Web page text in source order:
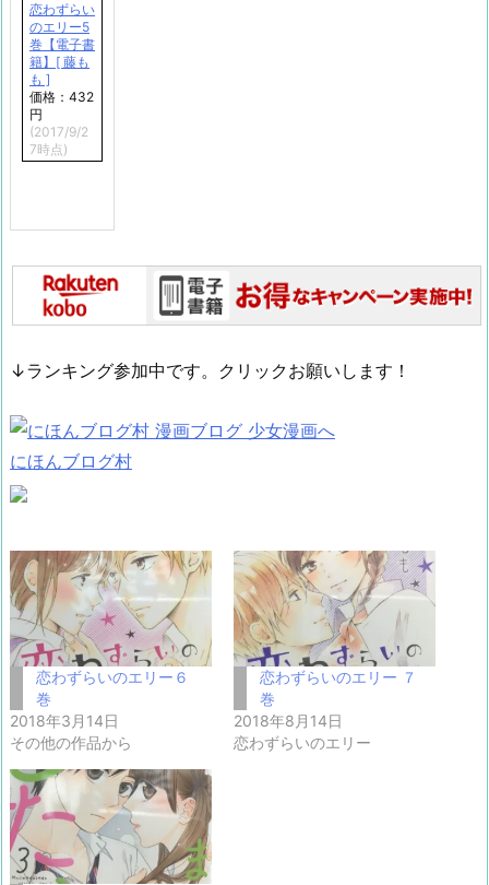
恋わずらい
のエリー5
巻【電子書
籍】[ 藤も
も ]
価格：432
円
(2017/9/2
7時点)
↓ランキング参加中です。クリックお願いします！
にほんブログ村
恋わずらいのエリー６
巻
2018年3月14日
その他の作品から
恋わずらいのエリー ７
巻
2018年8月14日
恋わずらいのエリー